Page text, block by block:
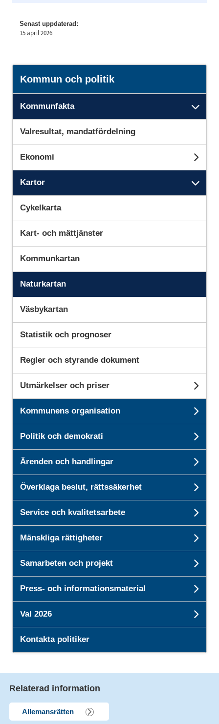
Senast uppdaterad:
15 april 2026
Kommun och politik
Kommunfakta
Valresultat, mandatfördelning
Ekonomi
Kartor
Cykelkarta
Kart- och mättjänster
Kommunkartan
Naturkartan
Väsbykartan
Statistik och prognoser
Regler och styrande dokument
Utmärkelser och priser
Kommunens organisation
Politik och demokrati
Ärenden och handlingar
Överklaga beslut, rättssäkerhet
Service och kvalitetsarbete
Mänskliga rättigheter
Samarbeten och projekt
Press- och informationsmaterial
Val 2026
Kontakta politiker
Relaterad information
Allemansrätten